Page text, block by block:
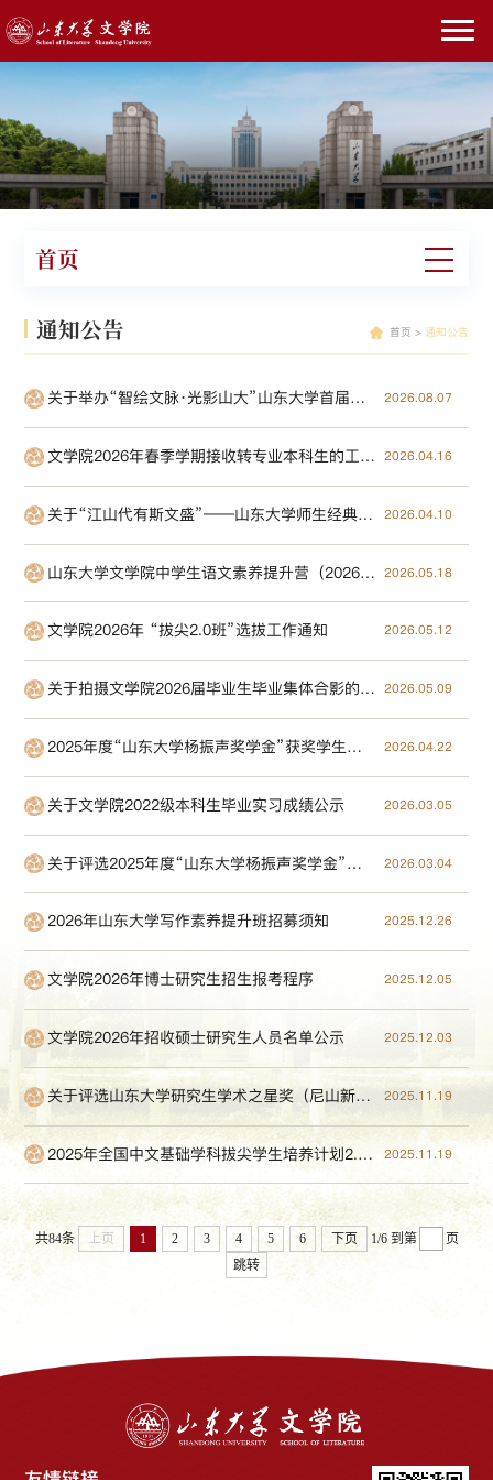
首页
通知公告 首页 > 通知公告
关于举办“智绘文脉·光影山大”山东大学首届校园AI漫剧大赛的通知 2026.08.07
文学院2026年春季学期接收转专业本科生的工作通知 2026.04.16
关于“江山代有斯文盛”——山东大学师生经典诵读会演员招募的通知 2026.04.10
山东大学文学院中学生语文素养提升营（2026）招募须知 2026.05.18
文学院2026年 “拔尖2.0班”选拔工作通知 2026.05.12
关于拍摄文学院2026届毕业生毕业集体合影的通知 2026.05.09
2025年度“山东大学杨振声奖学金”获奖学生名单公示 2026.04.22
关于文学院2022级本科生毕业实习成绩公示 2026.03.05
关于评选2025年度“山东大学杨振声奖学金”的通知 2026.03.04
2026年山东大学写作素养提升班招募须知 2025.12.26
文学院2026年博士研究生招生报考程序 2025.12.05
文学院2026年招收硕士研究生人员名单公示 2025.12.03
关于评选山东大学研究生学术之星奖（尼山新锐专项）的通知 2025.11.19
2025年全国中文基础学科拔尖学生培养计划2.0基地建设研讨会预告 2025.11.19
共84条 上页 1 2 3 4 5 6 下页 1/6 到第
页
跳转